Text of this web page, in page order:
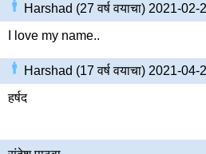
Harshad (27 वर्ष वयाचा) 2021-02-
I love my name..
Harshad (17 वर्ष वयाचा) 2021-04-
हर्षद